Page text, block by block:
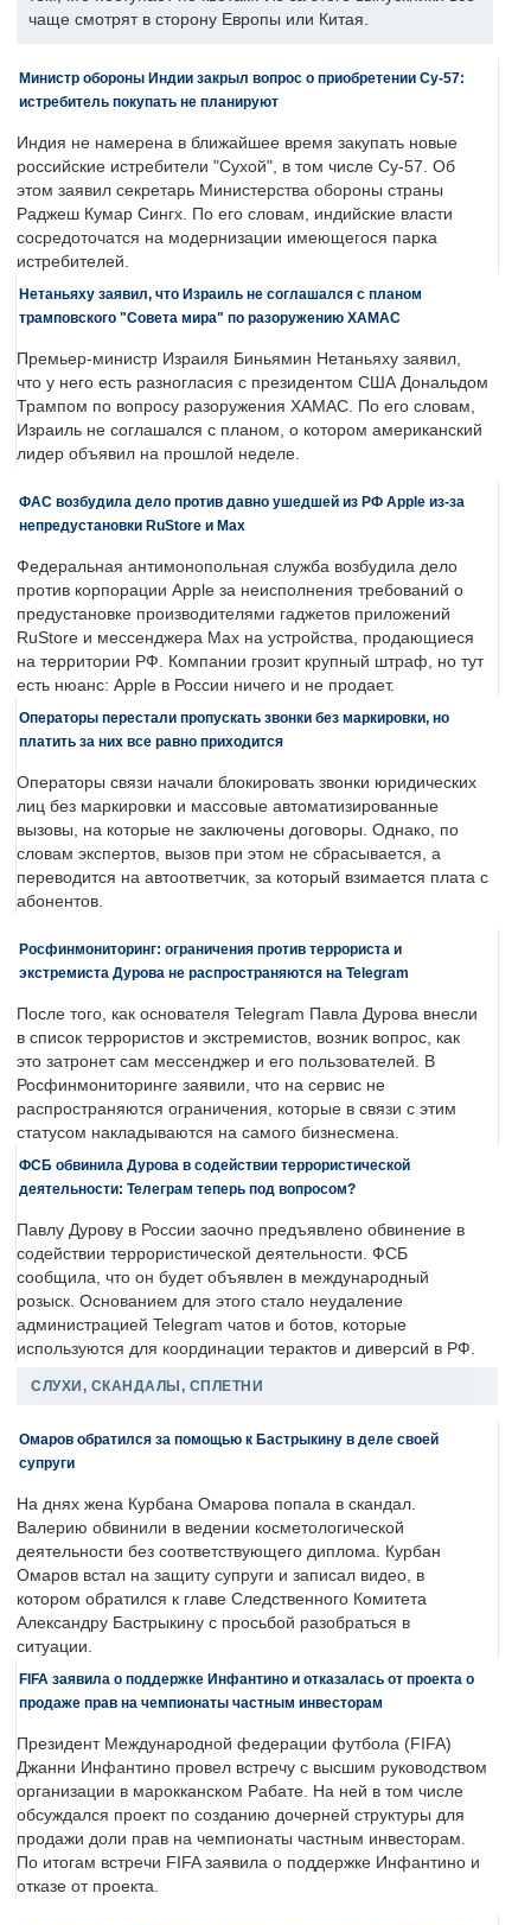
чаще смотрят в сторону Европы или Китая.
Министр обороны Индии закрыл вопрос о приобретении Су-57:
истребитель покупать не планируют
Индия не намерена в ближайшее время закупать новые
российские истребители "Сухой", в том числе Су-57. Об
этом заявил секретарь Министерства обороны страны
Раджеш Кумар Сингх. По его словам, индийские власти
сосредоточатся на модернизации имеющегося парка
истребителей.
Нетаньяху заявил, что Израиль не соглашался с планом
трамповского "Совета мира" по разоружению ХАМАС
Премьер-министр Израиля Биньямин Нетаньяху заявил,
что у него есть разногласия с президентом США Дональдом
Трампом по вопросу разоружения ХАМАС. По его словам,
Израиль не соглашался с планом, о котором американский
лидер объявил на прошлой неделе.
ФАС возбудила дело против давно ушедшей из РФ Apple из-за
непредустановки RuStore и Max
Федеральная антимонопольная служба возбудила дело
против корпорации Apple за неисполнения требований о
предустановке производителями гаджетов приложений
RuStore и мессенджера Max на устройства, продающиеся
на территории РФ. Компании грозит крупный штраф, но тут
есть нюанс: Apple в России ничего и не продает.
Операторы перестали пропускать звонки без маркировки, но
платить за них все равно приходится
Операторы связи начали блокировать звонки юридических
лиц без маркировки и массовые автоматизированные
вызовы, на которые не заключены договоры. Однако, по
словам экспертов, вызов при этом не сбрасывается, а
переводится на автоответчик, за который взимается плата с
абонентов.
Росфинмониторинг: ограничения против террориста и
экстремиста Дурова не распространяются на Telegram
После того, как основателя Telegram Павла Дурова внесли
в список террористов и экстремистов, возник вопрос, как
это затронет сам мессенджер и его пользователей. В
Росфинмониторинге заявили, что на сервис не
распространяются ограничения, которые в связи с этим
статусом накладываются на самого бизнесмена.
ФСБ обвинила Дурова в содействии террористической
деятельности: Телеграм теперь под вопросом?
Павлу Дурову в России заочно предъявлено обвинение в
содействии террористической деятельности. ФСБ
сообщила, что он будет объявлен в международный
розыск. Основанием для этого стало неудаление
администрацией Telegram чатов и ботов, которые
используются для координации терактов и диверсий в РФ.
СЛУХИ, СКАНДАЛЫ, СПЛЕТНИ
Омаров обратился за помощью к Бастрыкину в деле своей
супруги
На днях жена Курбана Омарова попала в скандал.
Валерию обвинили в ведении косметологической
деятельности без соответствующего диплома. Курбан
Омаров встал на защиту супруги и записал видео, в
котором обратился к главе Следственного Комитета
Александру Бастрыкину с просьбой разобраться в
ситуации.
FIFA заявила о поддержке Инфантино и отказалась от проекта о
продаже прав на чемпионаты частным инвесторам
Президент Международной федерации футбола (FIFA)
Джанни Инфантино провел встречу с высшим руководством
организации в марокканском Рабате. На ней в том числе
обсуждался проект по созданию дочерней структуры для
продажи доли прав на чемпионаты частным инвесторам.
По итогам встречи FIFA заявила о поддержке Инфантино и
отказе от проекта.